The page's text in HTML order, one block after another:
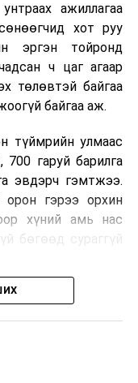
ажиллагаа
хот руу
эргэн тойронд
ч цаг агаар
төлөвтэй байгаа
байгаа аж.
түймрийн улмаас
гаруй барилга
эвдэрч гэмтжээ.
гэрээ орхин
хүний амь нас
бөгөөд сураггүй
нэг голомтыг
хэрэг үүсгэн